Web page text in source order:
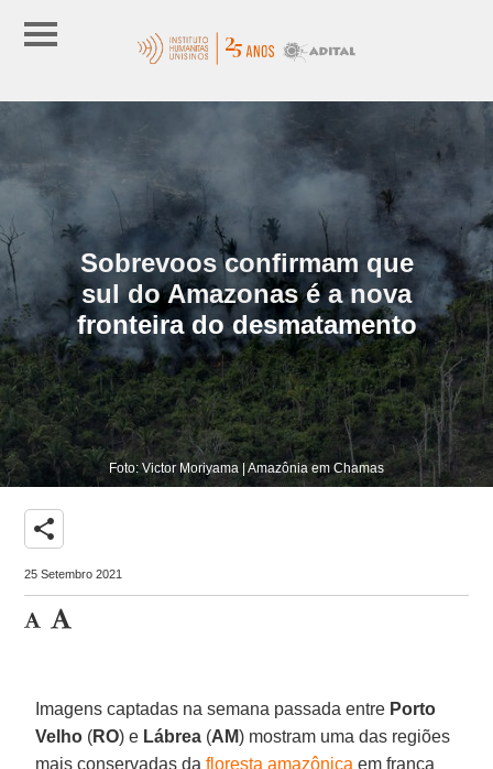
Sobrevoos confirmam que
sul do Amazonas é a nova
fronteira do desmatamento
Foto: Victor Moriyama | Amazônia em Chamas
share
25 Setembro 2021
Imagens captadas na semana passada entre Porto
Velho (RO) e Lábrea (AM) mostram uma das regiões
mais conservadas dafloresta amazônica em franca